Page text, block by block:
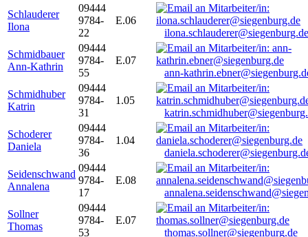
Schlauderer
Ilona
09444
9784-
22
E.06
ilona.schlauderer@siegenburg.de
Schmidbauer
Ann-Kathrin
09444
9784-
55
E.07
ann-
Schmidhuber
Katrin
09444
9784-
31
1.05
Schoderer
Daniela
09444
9784-
36
1.04
Seidenschwand
Annalena
09444
9784-
17
E.08
Sollner
Thomas
09444
9784-
53
E.07
thomas.sollner@siegenburg.de